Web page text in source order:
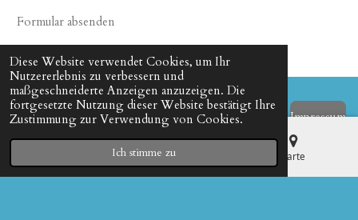
Diese Website verwendet Cookies, um Ihr
Nutzererlebnis zu verbessern und
maßgeschneiderte Anzeigen anzuzeigen. Die
fortgesetzte Nutzung dieser Website bestätigt Ihre
Zustimmung zur Verwendung von Cookies.
Ich stimme zu
Formular absenden
Impressum
© 2023 scholz
Webador Telefon Karte